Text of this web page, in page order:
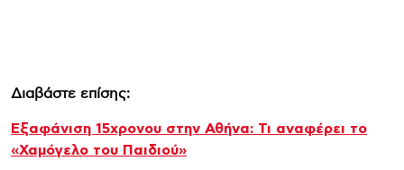
Διαβάστε επίσης:
Εξαφάνιση 15χρονου στην Αθήνα: Τι αναφέρει το
«Χαμόγελο του Παιδιού»